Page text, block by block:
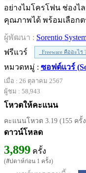
อย่างไมโครโฟน ช่องไ
คุณภาพได้ พร้อมเลือกต
ผู้พัฒนา : Sorentio
ฟรีแวร์
Freeware คืออะไร
หมวดหมู่ : ซอฟต์แวร์
เมื่อ : 26 ตุลาคม 2567
ผู้ชม : 58,943
โหวตให้คะแนน
คะแนนโหวต 3.19 (155 ครั้
ดาวน์โหลด
3,899 ครั้ง
(สัปดาห์ก่อน 1 ครั้ง)